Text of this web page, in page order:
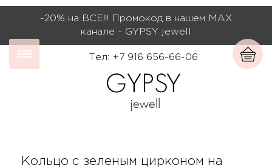
-20% на ВСЕ!!! Промокод в нашем МАХ
канале - GYPSY jewell
Тел: +7 916 656-66-06
Кольцо с зеленым цирконом на